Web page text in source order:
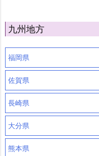
九州地方
福岡県
佐賀県
長崎県
大分県
熊本県